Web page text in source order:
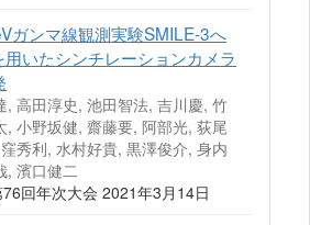
ガンマ線観測実験SMILE-3へ
いたシンチレーションカメラ
, 高田淳史, 池田智法, 吉川慶, 竹
, 小野坂健, 齋藤要, 阿部光, 荻尾
秀利, 水村好貴, 黒澤俊介, 身内
, 濱口健二
回年次大会 2021年3月14日